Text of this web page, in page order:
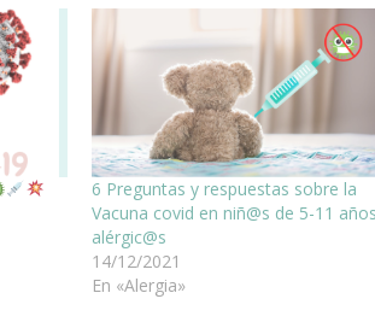
6 Preguntas y respuestas sobre la
Vacuna covid en niñ@s de 5-11
alérgic@s
14/12/2021
En «Alergia»